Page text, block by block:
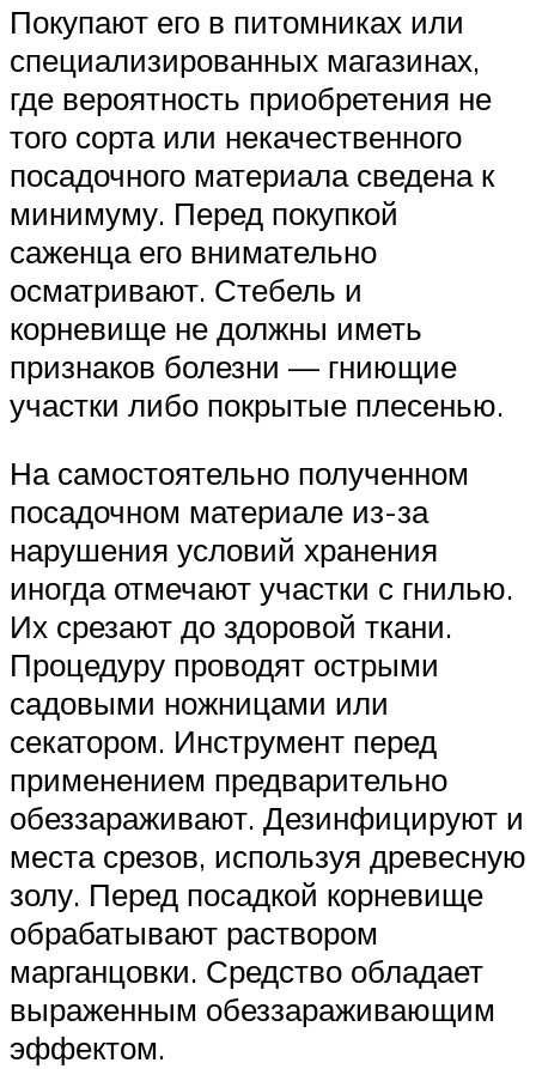
Покупают его в питомниках или
специализированных магазинах,
где вероятность приобретения не
того сорта или некачественного
посадочного материала сведена к
минимуму. Перед покупкой
саженца его внимательно
осматривают. Стебель и
корневище не должны иметь
признаков болезни — гниющие
участки либо покрытые плесенью.
На самостоятельно полученном
посадочном материале из-за
нарушения условий хранения
иногда отмечают участки с гнилью.
Их срезают до здоровой ткани.
Процедуру проводят острыми
садовыми ножницами или
секатором. Инструмент перед
применением предварительно
обеззараживают. Дезинфицируют и
места срезов, используя древесную
золу. Перед посадкой корневище
обрабатывают раствором
марганцовки. Средство обладает
выраженным обеззараживающим
эффектом.